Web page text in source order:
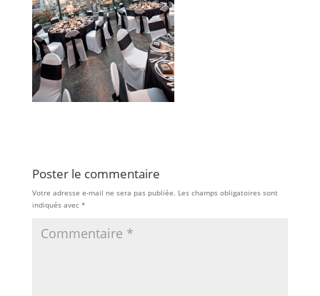
Poster le commentaire
Votre adresse e-mail ne sera pas publiée. Les champs obligatoires sont
indiqués avec *